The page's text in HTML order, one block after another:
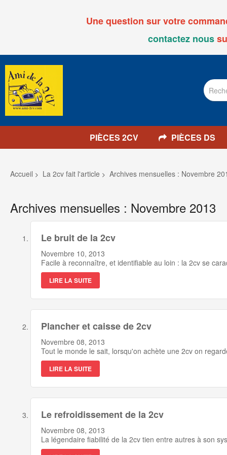
Une question sur votre
contactez nous
PIÈCES 2CV PIÈCES DS
Accueil La 2cv fait l'article Archives mensuelles : Novembre
Archives mensuelles : Novembre 2013
Le bruit de la 2cv
Novembre 10, 2013
Facile à reconnaître, et identifiable au loin : la 2cv se
LIRE LA SUITE
Plancher et caisse de 2cv
Novembre 08, 2013
Tout le monde le sait, lorsqu'on achète une 2cv on
LIRE LA SUITE
Le refroidissement de la 2cv
Novembre 08, 2013
La légendaire fiabilité de la 2cv tien entre autres à son